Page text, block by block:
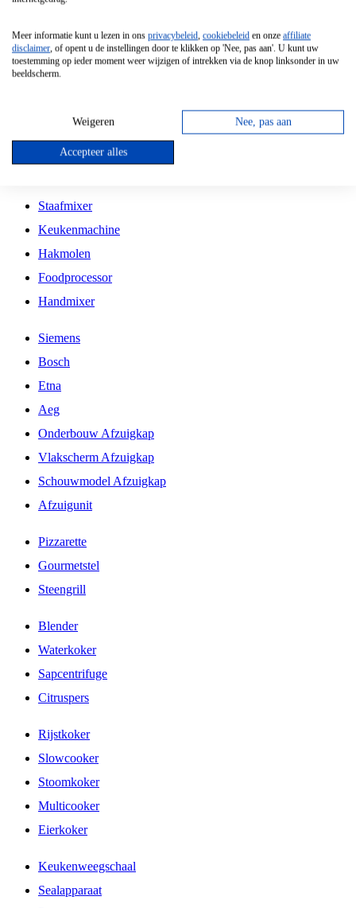
Vrijstaande Magnetron
Vrijstaande Kookplaat
Inbouw Gaskookplaat
Inbouw Keramische Kookplaat
Kookplaat Accessoires
Staafmixer
Keukenmachine
Hakmolen
Foodprocessor
Handmixer
Siemens
Bosch
Etna
Aeg
Onderbouw Afzuigkap
Vlakscherm Afzuigkap
Schouwmodel Afzuigkap
Afzuigunit
Pizzarette
Gourmetstel
Steengrill
Blender
Waterkoker
Sapcentrifuge
Citruspers
Rijstkoker
Slowcooker
Stoomkoker
Multicooker
Eierkoker
Keukenweegschaal
Sealapparaat
Meer informatie kunt u lezen in ons privacybeleid, cookiebeleid en onze affiliate
disclaimer, of opent u de instellingen door te klikken op 'Nee, pas aan'. U kunt uw
toestemming op ieder moment weer wijzigen of intrekken via de knop linksonder in uw
beeldscherm.
Weigeren Nee, pas aan
Accepteer alles